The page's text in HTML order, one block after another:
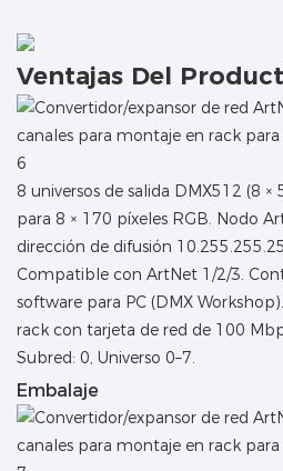
Ventajas Del
8 universos de salida DMX512 (8
para 8 × 170 píxeles RGB. Nodo
dirección de difusión
Compatible con ArtNet 1/2/3.
software para PC (DMX
rack con tarjeta de red de 100
Subred: 0, Universo 0–7.
Embalaje